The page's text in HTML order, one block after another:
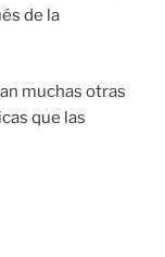
de la
muchas otras
que las